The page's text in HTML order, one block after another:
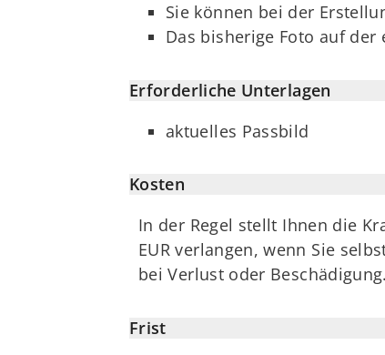
Sie können bei der
Das bisherige Foto auf der
Erforderliche Unterlagen
aktuelles Passbild
Kosten
In der Regel stellt Ihnen die
EUR verlangen, wenn Sie
bei Verlust oder Beschädigung.
Frist